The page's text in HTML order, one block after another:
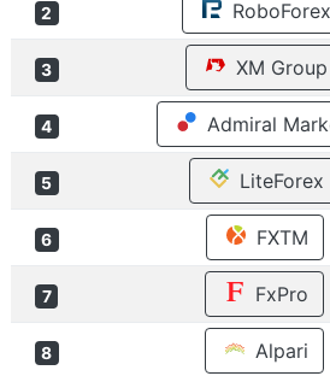
2 RoboForex
3 XM Group
4 Admiral
5 LiteForex
6 FXTM
7 FxPro
8 Alpari